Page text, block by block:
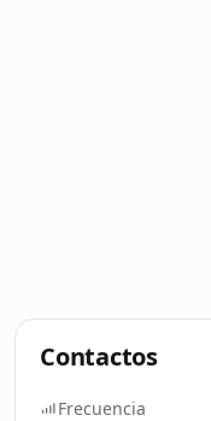
Contactos
Frecuencia